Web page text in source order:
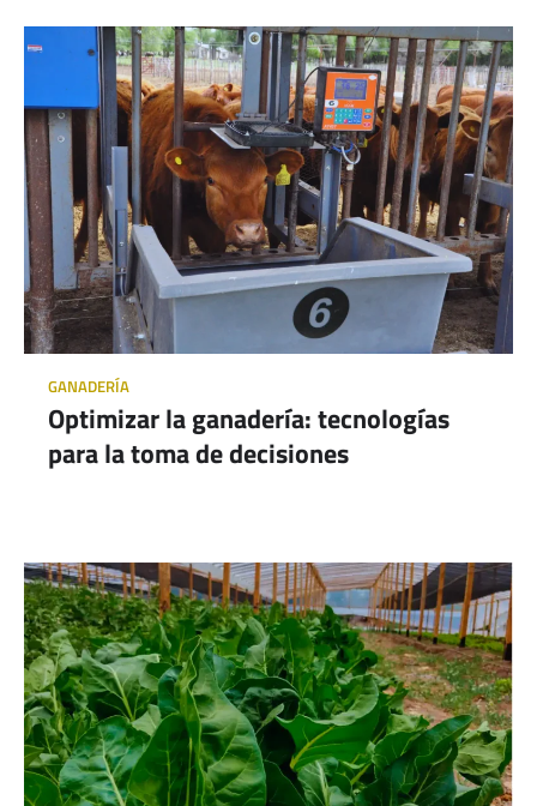
GANADERÍA
Optimizar la ganadería: tecnologías
para la toma de decisiones